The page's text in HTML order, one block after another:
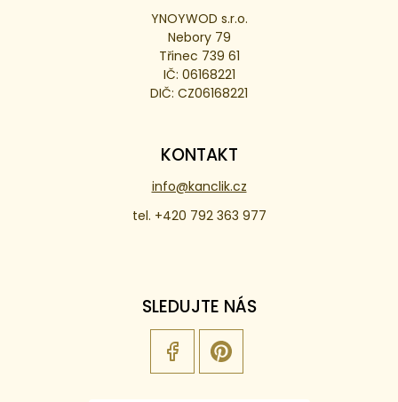
YNOYWOD s.r.o.
Nebory 79
Třinec 739 61
IČ: 06168221
DIČ: CZ06168221
KONTAKT
info@kanclik.cz
tel. +420 792 363 977
SLEDUJTE NÁS